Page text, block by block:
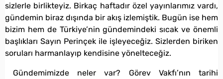
sizlerle birlikteyiz. Birkaç haftadır özel yayınlarımız vardı,
gündemin biraz dışında bir akış izlemiştik. Bugün ise hem
bizim hem de Türkiye’nin gündemindeki sıcak ve önemli
başlıkları Sayın Perinçek ile işleyeceğiz. Sizlerden biriken
soruları harmanlayıp kendisine yönelteceğiz.
Gündemimizde neler var? Görev Vakfı’nın tarihi